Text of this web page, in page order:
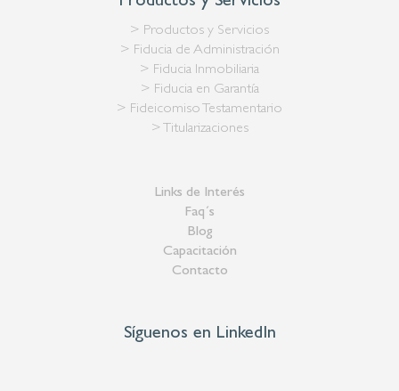
> Productos y Servicios
> Fiducia de Administración
> Fiducia Inmobiliaria
> Fiducia en Garantía
> Fideicomiso Testamentario
> Titularizaciones
Links de Interés
Faq´s
Blog
Capacitación
Contacto
Síguenos en LinkedIn